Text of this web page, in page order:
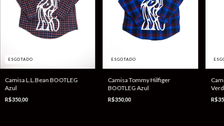
ESGOTADO
Camisa L.L.Bean BOOTLEG
Azul
R$350,00
ESGOTADO
Camisa Tommy Hilfiger
BOOTLEG Azul
R$350,00